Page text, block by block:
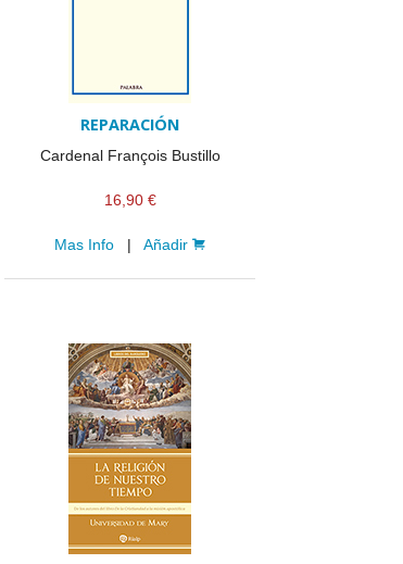
REPARACIÓN
Cardenal François Bustillo
16,90 €
Mas Info |Añadir